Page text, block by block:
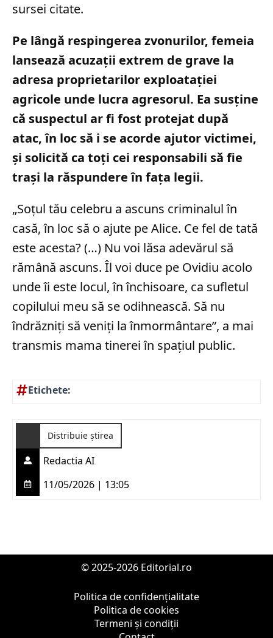
sursei citate.
Pe lângă respingerea zvonurilor, femeia
lansează acuzații extrem de grave la
adresa proprietarilor exploatației
agricole unde lucra agresorul. Ea susține
că suspectul ar fi fost protejat după
atac, în loc să i se acorde ajutor victimei,
și solicită ca toți cei responsabili să fie
trași la răspundere în fața legii.
„Soțul tău celebru a ascuns criminalul în
casă, în loc să o ajute pe Alice. Ce fel de tată
este acesta? (…) Nu voi lăsa adevărul să
rămână ascuns. Îl voi duce pe Ovidiu acolo
unde îi este locul, în închisoare, ca sufletul
copilului meu să se odihnească. Să nu
îndrăzniți să veniți la înmormântare”, a mai
transmis mama tinerei în spațiul public.
Etichete:
Distribuie știrea
Redactia AI
11/05/2026 | 13:05
© 2025-2026 Editorial.ro
Politica de confidențialitate
Politica de cookies
Termeni și condiții